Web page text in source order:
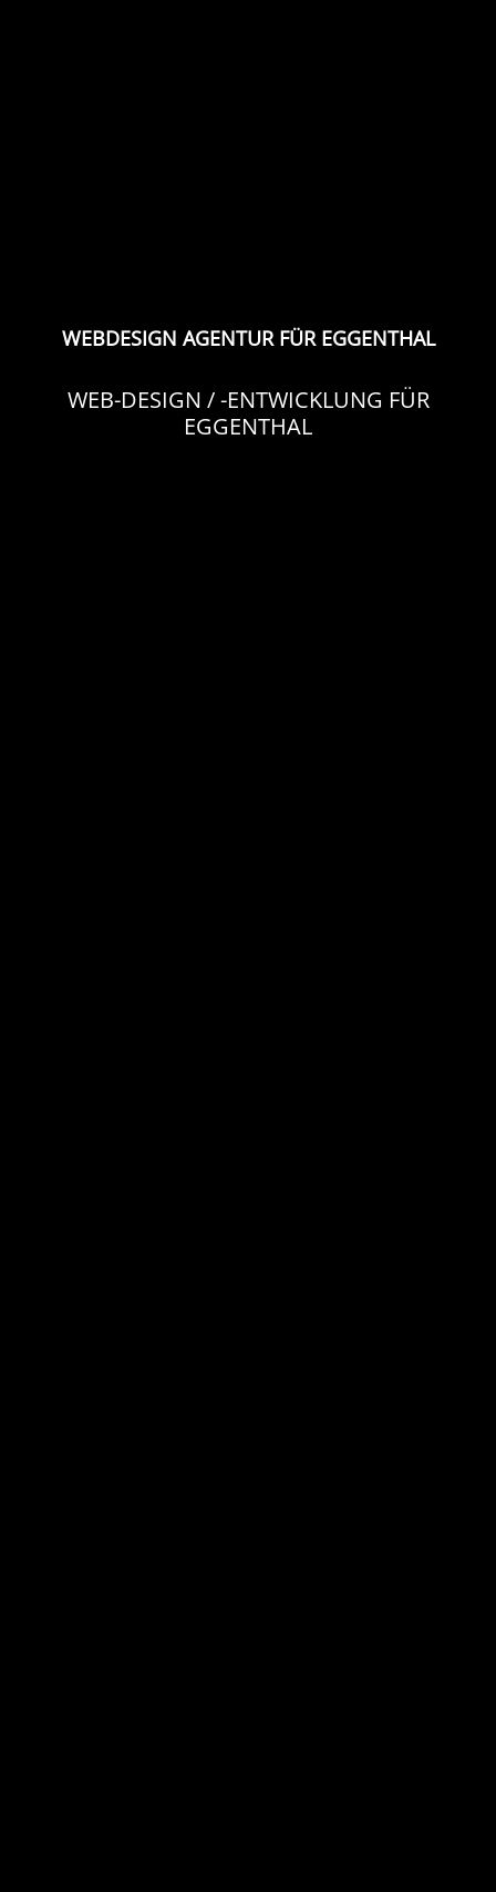
WEBDESIGN AGENTUR FÜR EGGENTHAL
WEB-DESIGN / -ENTWICKLUNG FÜR
EGGENTHAL